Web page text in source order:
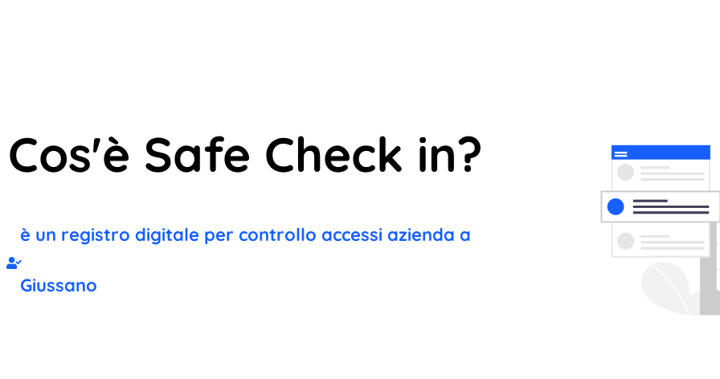
Cos'è Safe Check in?
è un registro digitale per controllo accessi azienda a
Giussano